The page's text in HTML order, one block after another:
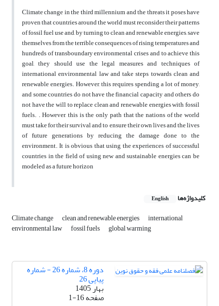
Climate change in the third millennium and the threats it poses have
proven that countries around the world must reconsider their patterns
of fossil fuel use and, by turning to clean and renewable energies, save
themselves from the terrible consequences of rising temperatures and
hundreds of transboundary environmental crises and to achieve this
goal, they should use the legal measures and techniques of
international environmental law and take steps towards clean and
renewable energies. However, this requires spending a lot of money,
and some countries do not have the financial capacity and others do
not have the will to replace clean and renewable energies with fossil
fuels. . However, this is the only path that the nations of the world
must take for their survival and to ensure their own lives and the lives
of future generations by reducing the damage done to the
environment. It is obvious that using the experiences of successful
countries in the field of using new and sustainable energies can be
modeled as a future horizon
کلیدواژه‌ها English
Climate change clean and renewable energies international
environmental law fossil fuels global warming
دوره 8، شماره 26 - شماره
پیاپی 26
بهار 1405
صفحه1-16